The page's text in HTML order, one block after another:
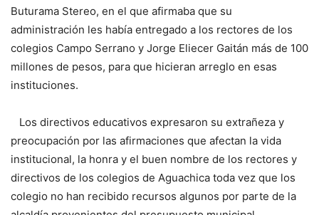
Buturama Stereo, en el que afirmaba que su
administración les había entregado a los rectores de los
colegios Campo Serrano y Jorge Eliecer Gaitán más de 100
millones de pesos, para que hicieran arreglo en esas
instituciones.
Los directivos educativos expresaron su extrañeza y
preocupación por las afirmaciones que afectan la vida
institucional, la honra y el buen nombre de los rectores y
directivos de los colegios de Aguachica toda vez que los
colegio no han recibido recursos algunos por parte de la